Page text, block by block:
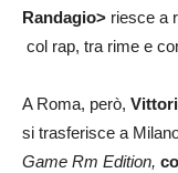
Randagio> riesce a
col rap, tra rime e
A Roma, però,
si trasferisce a
Game Rm Edition,